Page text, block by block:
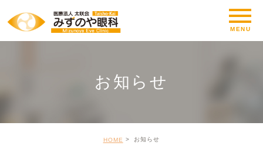
お知らせ
HOME お知らせ